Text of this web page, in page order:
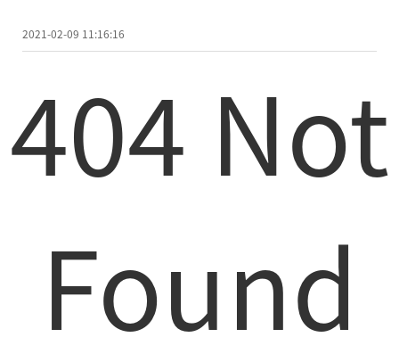
2021-02-09 11:16:16
404 Not
Found